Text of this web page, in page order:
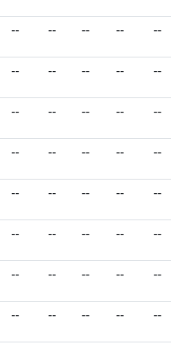
-- -- -- -- --
-- -- -- -- --
-- -- -- -- --
-- -- -- -- --
-- -- -- -- --
-- -- -- -- --
-- -- -- -- --
-- -- -- -- --